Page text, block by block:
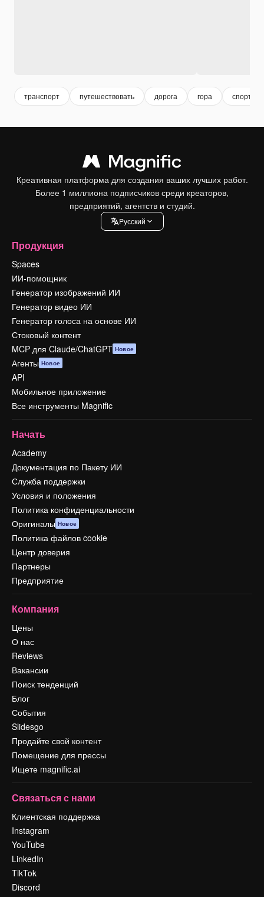
транспорт путешествовать дорога гора спорт
Креативная платформа для создания ваших лучших работ.
Более 1 миллиона подписчиков среди креаторов,
предприятий, агентств и студий.
Pусский
Продукция
Spaces
ИИ-помощник
Генератор изображений ИИ
Генератор видео ИИ
Генератор голоса на основе ИИ
Стоковый контент
MCP для Claude/ChatGPT Новое
Агенты Новое
API
Мобильное приложение
Все инструменты Magnific
Начать
Academy
Документация по Пакету ИИ
Служба поддержки
Условия и положения
Политика конфиденциальности
Оригиналы Новое
Политика файлов cookie
Центр доверия
Партнеры
Предприятие
Компания
Цены
О нас
Reviews
Вакансии
Поиск тенденций
Блог
События
Slidesgo
Продайте свой контент
Помещение для прессы
Ищете magnific.ai
Связаться с нами
Клиентская поддержка
Instagram
YouTube
LinkedIn
TikTok
Discord